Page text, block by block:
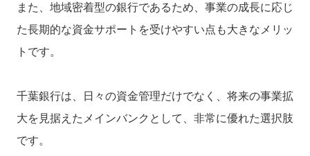
また、地域密着型の銀行であるため、事業の成長に応じ
た長期的な資金サポートを受けやすい点も大きなメリッ
トです。
千葉銀行は、日々の資金管理だけでなく、将来の事業拡
大を見据えたメインバンクとして、非常に優れた選択肢
です。